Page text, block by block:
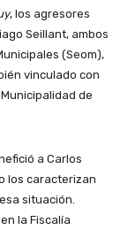
, los agresores
Seillant, ambos
(Seom),
vinculado con
de
a Carlos
los caracterizan
situación.
la Fiscalía